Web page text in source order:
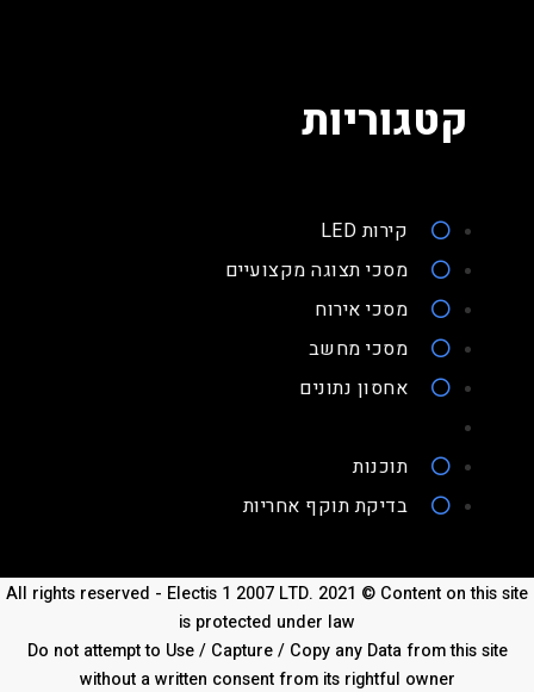
קטגוריות
קירות LED
מסכי תצוגה מקצועיים
מסכי אירוח
מסכי מחשב
אחסון נתונים
תוכנות
בדיקת תוקף אחריות
All rights reserved - Electis 1 2007 LTD. 2021 © Content on this site
is protected under law
Do not attempt to Use / Capture / Copy any Data from this site
without a written consent from its rightful owner